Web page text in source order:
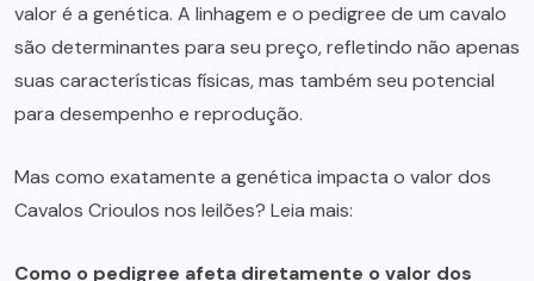
valor é a genética. A linhagem e o pedigree de um cavalo
são determinantes para seu preço, refletindo não apenas
suas características físicas, mas também seu potencial
para desempenho e reprodução.
Mas como exatamente a genética impacta o valor dos
Cavalos Crioulos nos leilões? Leia mais:
Como o pedigree afeta diretamente o valor dos